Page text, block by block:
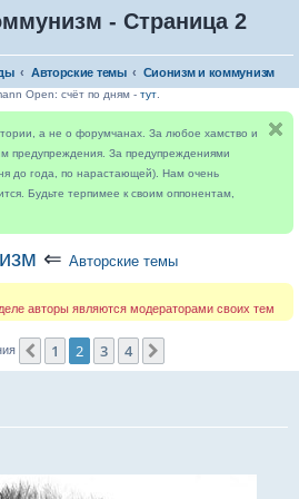
- Страница 2
Авторские темы Сионизм и коммунизм
Open: счёт по дням - тут.
а не о форумчанах. За любое хамство и
предупреждения. За предупреждениями
до года, по нарастающей). Нам очень
Будьте терпимее к своим оппонентам,
⇐ Авторские темы
авторы являются модераторами своих тем
Пред.
1 2 3 4